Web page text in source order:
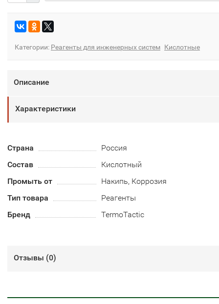
Категории: Реагенты для инженерных систем Кислотные
Описание
Характеристики
Страна
Россия
Состав
Кислотный
Промыть от
Накипь, Коррозия
Тип товара
Реагенты
Бренд
TermoTactic
Отзывы (0)